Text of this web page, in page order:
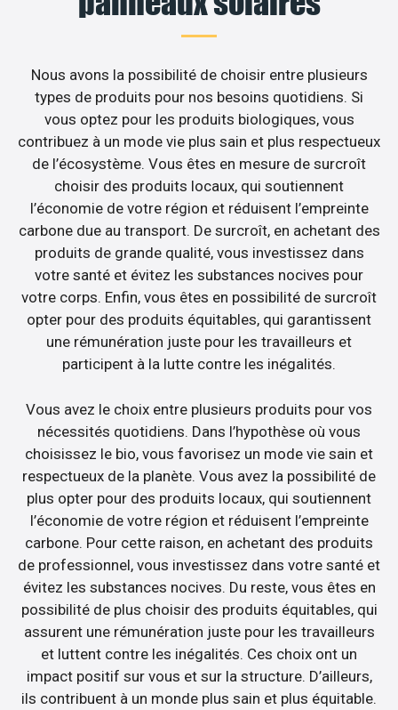
Nous avons la possibilité de choisir entre plusieurs
types de produits pour nos besoins quotidiens. Si
vous optez pour les produits biologiques, vous
contribuez à un mode vie plus sain et plus respectueux
de l’écosystème. Vous êtes en mesure de surcroît
choisir des produits locaux, qui soutiennent
l’économie de votre région et réduisent l’empreinte
carbone due au transport. De surcroît, en achetant des
produits de grande qualité, vous investissez dans
votre santé et évitez les substances nocives pour
votre corps. Enfin, vous êtes en possibilité de surcroît
opter pour des produits équitables, qui garantissent
une rémunération juste pour les travailleurs et
participent à la lutte contre les inégalités.
Vous avez le choix entre plusieurs produits pour vos
nécessités quotidiens. Dans l’hypothèse où vous
choisissez le bio, vous favorisez un mode vie sain et
respectueux de la planète. Vous avez la possibilité de
plus opter pour des produits locaux, qui soutiennent
l’économie de votre région et réduisent l’empreinte
carbone. Pour cette raison, en achetant des produits
de professionnel, vous investissez dans votre santé et
évitez les substances nocives. Du reste, vous êtes en
possibilité de plus choisir des produits équitables, qui
assurent une rémunération juste pour les travailleurs
et luttent contre les inégalités. Ces choix ont un
impact positif sur vous et sur la structure. D’ailleurs,
ils contribuent à un monde plus sain et plus équitable.